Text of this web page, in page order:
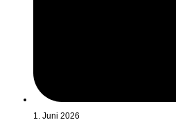
1. Juni 2026